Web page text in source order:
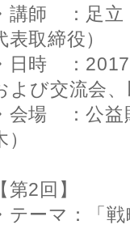
講師 ：足
表取締役）
日時 ：
よび交流会
会場 ：公益
）
【第2回】
テーマ：「